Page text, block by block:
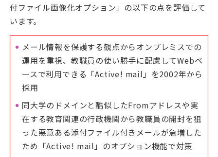
付ファイル画像化オプション」の以下の点を評価して
います。
メール情報を保護する観点からオンプレミスでの
運用を重視、教職員の使い勝手に配慮してWebベ
ースで利用できる「Active! mail」を2002年から
採用
同大学のドメインと酷似したFromアドレスや実
在する教育関連の行政機関から教職員の開封を狙
った悪意ある添付ファイル付きメールが急増した
ため「Active! mail」のオプション機能で対策